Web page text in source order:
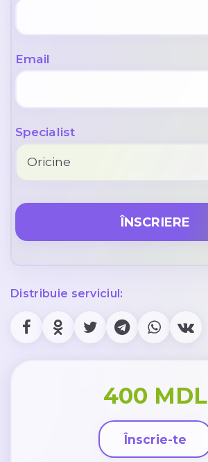
Email
Specialist
Distribuie serviciul:
400 MDL
Înscrie-te